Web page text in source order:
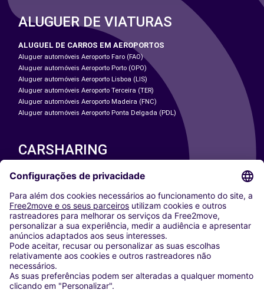
ALUGUER DE VIATURAS
ALUGUEL DE CARROS EM AEROPORTOS
Aluguer automóveis Aeroporto Faro (FAO)
Aluguer automóveis Aeroporto Porto (OPO)
Aluguer automóveis Aeroporto Lisboa (LIS)
Aluguer automóveis Aeroporto Terceira (TER)
Aluguer automóveis Aeroporto Madeira (FNC)
Aluguer automóveis Aeroporto Ponta Delgada (PDL)
CARSHARING
NOSSAS CIDADES
Washington DC
Milan
Rome
Turin
Vienna
Berlin
Cologne
Dusseldorf
Frankfurt